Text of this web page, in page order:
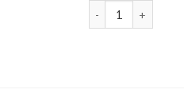
Motip Kompakt